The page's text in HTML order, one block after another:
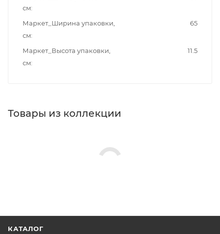
см
Маркет_Ширина упаковки,
см
65
Маркет_Высота упаковки,
см
11.5
Товары из коллекции
КАТАЛОГ